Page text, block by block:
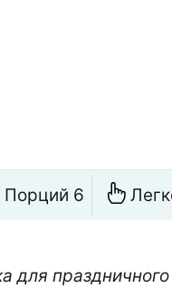
Порций 6
для